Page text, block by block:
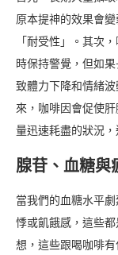
原本提神的效果會
「耐受性」。其次
時保持警覺，但如
致體力下降和情緒
來，咖啡因會促使
量迅速耗盡的狀況
腺苷、血糖與
當我們的血糖水平
悸或飢餓感，這些
想，這些跟喝咖啡